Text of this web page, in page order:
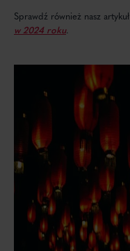
Sprawdź również nasz artykuł
w 2024 roku.